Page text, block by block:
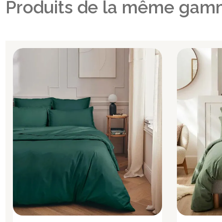
Produits de la même